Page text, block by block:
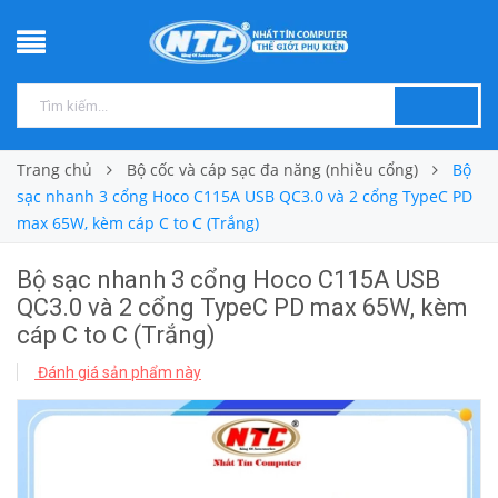
Trang chủ Bộ cốc và cáp sạc đa năng (nhiều cổng)
Bộ
sạc nhanh 3 cổng Hoco C115A USB QC3.0 và 2 cổng TypeC PD
max 65W, kèm cáp C to C (Trắng)
Bộ sạc nhanh 3 cổng Hoco C115A USB
QC3.0 và 2 cổng TypeC PD max 65W, kèm
cáp C to C (Trắng)
Đánh giá sản phẩm này